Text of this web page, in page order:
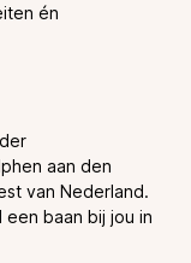
én
aan den
van Nederland.
baan bij jou in